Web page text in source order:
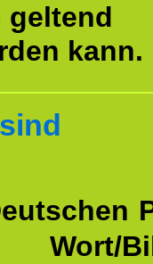
geltend
kann.
Wort/